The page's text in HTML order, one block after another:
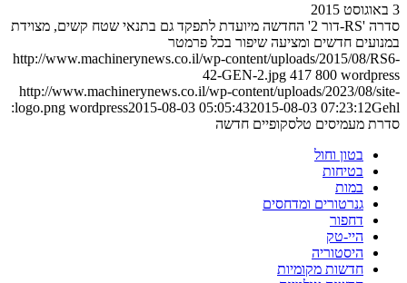
3 באוגוסט 2015
סדרה 'RS-דור 2' החדשה מיועדת לתפקד גם בתנאי שטח קשים, מצוידת
במנועים חדשים ומציעה שיפור בכל פרמטר
http://www.machinerynews.co.il/wp-content/uploads/2015/08/RS6-
42-GEN-2.jpg 417 800 wordpress
http://www.machinerynews.co.il/wp-content/uploads/2023/08/site-
logo.png wordpress2015-08-03 05:05:432015-08-03 07:23:12
Gehl:
סדרת מעמיסים טלסקופיים חדשה
בטון וחול
בטיחות
במות
גנרטורים ומדחסים
דחפור
היי-טק
היסטוריה
חדשות מקומיות